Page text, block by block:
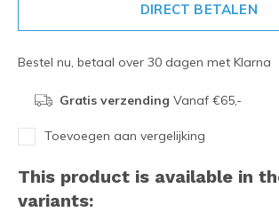
DIRECT BETALEN
Bestel nu, betaal over 30 dagen met Klarna
Gratis verzending Vanaf €65,-
Toevoegen aan vergelijking
This product is available in
variants: